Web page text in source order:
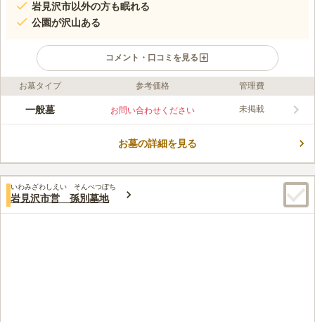
岩見沢市以外の方も眠れる
公園が沢山ある
コメント・口コミを見る
ライフドット編集部のコメント
国道2号線が近句を通っている岩見沢市の市営墓地です。 東10丁
事に便利です。 利便性の高いエリアにあるので、折に触れてお
口コミ評価
この霊園はまだ誰からも評価されていません。
お墓タイプ 参考価格 管理費
一般墓 お問い合わせください 未掲載
お墓の詳細を見る
いわみざわしえい そんべつぼち
岩見沢市営 孫別墓地